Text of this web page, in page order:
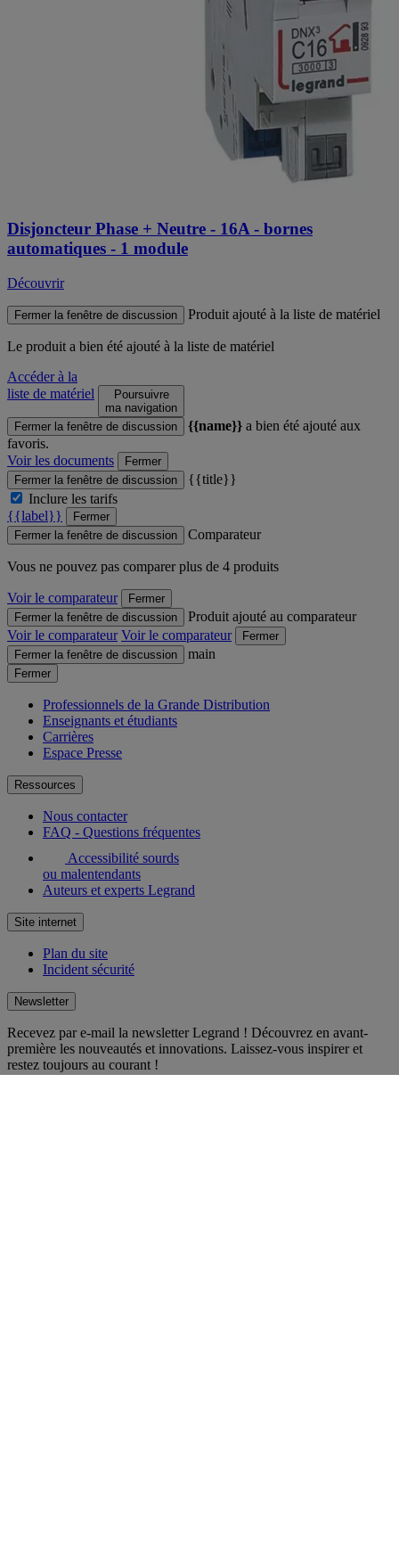
Disjoncteur Phase + Neutre - 16A - bornes
automatiques - 1 module
Découvrir
Fermer la fenêtre de discussion Produit ajouté à la liste de matériel
Le produit a bien été ajouté à la liste de matériel
Accéder à la
liste de matériel
Poursuivre
ma navigation
Fermer la fenêtre de discussion
{{name}} a bien été ajouté aux
favoris.
Voir les documents
Fermer
Fermer la fenêtre de discussion
{{title}}
Inclure les tarifs
{{label}}
Fermer
Fermer la fenêtre de discussion
Comparateur
Vous ne pouvez pas comparer plus de 4 produits
Voir le comparateur
Fermer
Fermer la fenêtre de discussion
Produit ajouté au comparateur
Voir le comparateur Voir le comparateur
Fermer
Fermer la fenêtre de discussion
main
Fermer
Professionnels de la Grande Distribution
Enseignants et étudiants
Carrières
Espace Presse
Ressources
Nous contacter
FAQ - Questions fréquentes
Accessibilité sourds
ou malentendants
Auteurs et experts Legrand
Site internet
Plan du site
Incident sécurité
Newsletter
Recevez par e-mail la newsletter Legrand ! Découvrez en avant-
première les nouveautés et innovations. Laissez-vous inspirer et
restez toujours au courant !